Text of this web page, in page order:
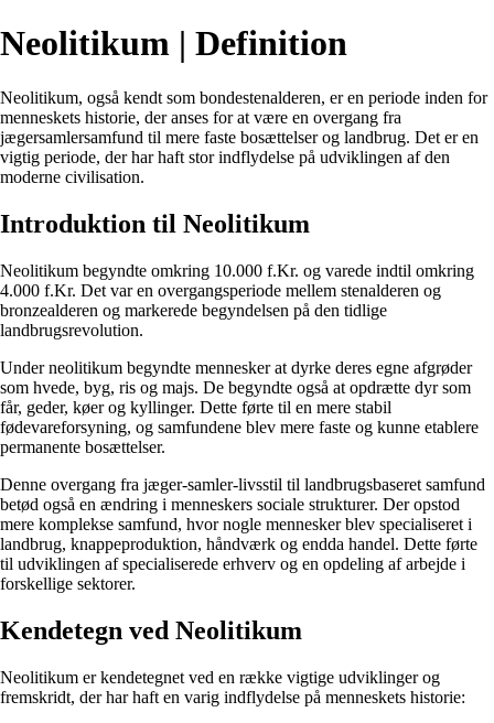
Neolitikum | Definition
Neolitikum, også kendt som bondestenalderen, er en periode inden for
menneskets historie, der anses for at være en overgang fra
jægersamlersamfund til mere faste bosættelser og landbrug. Det er en
vigtig periode, der har haft stor indflydelse på udviklingen af ​​den
moderne civilisation.
Introduktion til Neolitikum
Neolitikum begyndte omkring 10.000 f.Kr. og varede indtil omkring
4.000 f.Kr. Det var en overgangsperiode mellem stenalderen og
bronzealderen og markerede begyndelsen på den tidlige
landbrugsrevolution.
Under neolitikum begyndte mennesker at dyrke deres egne afgrøder
som hvede, byg, ris og majs. De begyndte også at opdrætte dyr som
får, geder, køer og kyllinger. Dette førte til en mere stabil
fødevareforsyning, og samfundene blev mere faste og kunne etablere
permanente bosættelser.
Denne overgang fra jæger-samler-livsstil til landbrugsbaseret samfund
betød også en ændring i menneskers sociale strukturer. Der opstod
mere komplekse samfund, hvor nogle mennesker blev specialiseret i
landbrug, knappeproduktion, håndværk og endda handel. Dette førte
til udviklingen af ​​specialiserede erhverv og en opdeling af arbejde i
forskellige sektorer.
Kendetegn ved Neolitikum
Neolitikum er kendetegnet ved en række vigtige udviklinger og
fremskridt, der har haft en varig indflydelse på menneskets historie: